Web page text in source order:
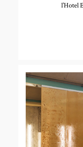
l’Hotel